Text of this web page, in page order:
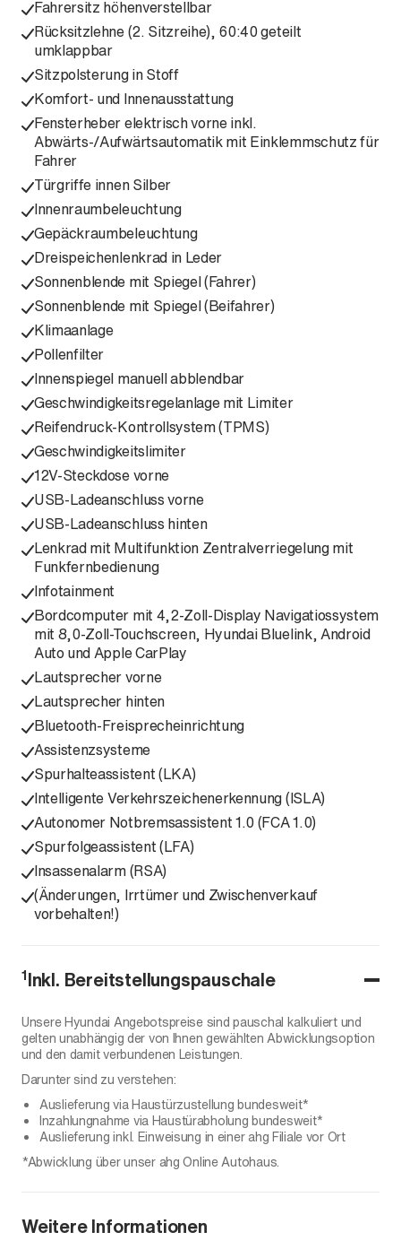
Fahrersitz höhenverstellbar
Rücksitzlehne (2. Sitzreihe), 60:40 geteilt
umklappbar
Sitzpolsterung in Stoff
Komfort- und Innenausstattung
Fensterheber elektrisch vorne inkl.
Abwärts-/Aufwärtsautomatik mit Einklemmschutz für
Fahrer
Türgriffe innen Silber
Innenraumbeleuchtung
Gepäckraumbeleuchtung
Dreispeichenlenkrad in Leder
Sonnenblende mit Spiegel (Fahrer)
Sonnenblende mit Spiegel (Beifahrer)
Klimaanlage
Pollenfilter
Innenspiegel manuell abblendbar
Geschwindigkeitsregelanlage mit Limiter
Reifendruck-Kontrollsystem (TPMS)
Geschwindigkeitslimiter
12V-Steckdose vorne
USB-Ladeanschluss vorne
USB-Ladeanschluss hinten
Lenkrad mit Multifunktion Zentralverriegelung mit
Funkfernbedienung
Infotainment
Bordcomputer mit 4,2-Zoll-Display Navigatiossystem
mit 8,0-Zoll-Touchscreen, Hyundai Bluelink, Android
Auto und Apple CarPlay
Lautsprecher vorne
Lautsprecher hinten
Bluetooth-Freisprecheinrichtung
Assistenzsysteme
Spurhalteassistent (LKA)
Intelligente Verkehrszeichenerkennung (ISLA)
Autonomer Notbremsassistent 1.0 (FCA 1.0)
Spurfolgeassistent (LFA)
Insassenalarm (RSA)
(Änderungen, Irrtümer und Zwischenverkauf
vorbehalten!)
1Inkl. Bereitstellungspauschale
Unsere Hyundai Angebotspreise sind pauschal kalkuliert und
gelten unabhängig der von Ihnen gewählten Abwicklungsoption
und den damit verbundenen Leistungen.
Darunter sind zu verstehen:
Auslieferung via Haustürzustellung bundesweit*
Inzahlungnahme via Haustürabholung bundesweit*
Auslieferung inkl. Einweisung in einer ahg Filiale vor Ort
*Abwicklung über unser ahg Online Autohaus.
Weitere Informationen